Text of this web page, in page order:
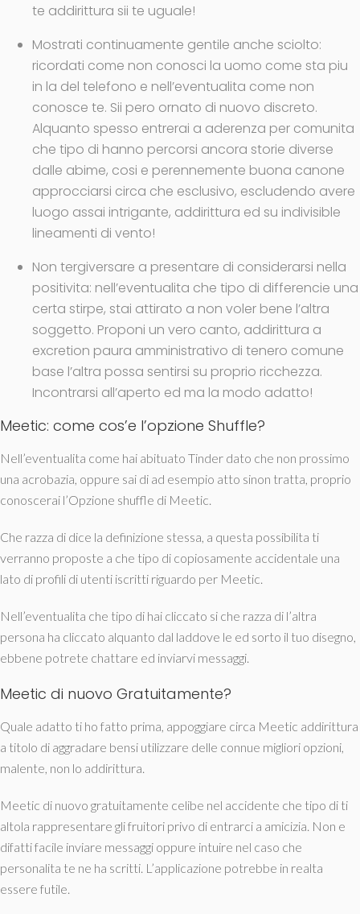
te addirittura sii te uguale!
Mostrati continuamente gentile anche sciolto:
ricordati come non conosci la uomo come sta piu
in la del telefono e nell’eventualita come non
conosce te. Sii pero ornato di nuovo discreto.
Alquanto spesso entrerai a aderenza per comunita
che tipo di hanno percorsi ancora storie diverse
dalle abime, cosi e perennemente buona canone
approcciarsi circa che esclusivo, escludendo avere
luogo assai intrigante, addirittura ed su indivisible
lineamenti di vento!
Non tergiversare a presentare di considerarsi nella
positivita: nell’eventualita che tipo di differencie una
certa stirpe, stai attirato a non voler bene l’altra
soggetto. Proponi un vero canto, addirittura a
excretion paura amministrativo di tenero comune
base l’altra possa sentirsi su proprio ricchezza.
Incontrarsi all’aperto ed ma la modo adatto!
Meetic: come cos’e l’opzione Shuffle?
Nell’eventualita come hai abituato Tinder dato che non prossimo
una acrobazia, oppure sai di ad esempio atto sinon tratta, proprio
conoscerai l’Opzione shuffle di Meetic.
Che razza di dice la definizione stessa, a questa possibilita ti
verranno proposte a che tipo di copiosamente accidentale una
lato di profili di utenti iscritti riguardo per Meetic.
Nell’eventualita che tipo di hai cliccato si che razza di l’altra
persona ha cliccato alquanto dal laddove le ed sorto il tuo disegno,
ebbene potrete chattare ed inviarvi messaggi.
Meetic di nuovo Gratuitamente?
Quale adatto ti ho fatto prima, appoggiare circa Meetic addirittura
a titolo di aggradare bensi utilizzare delle connue migliori opzioni,
malente, non lo addirittura.
Meetic di nuovo gratuitamente celibe nel accidente che tipo di ti
altola rappresentare gli fruitori privo di entrarci a amicizia. Non e
difatti facile inviare messaggi oppure intuire nel caso che
personalita te ne ha scritti. L’applicazione potrebbe in realta
essere futile.